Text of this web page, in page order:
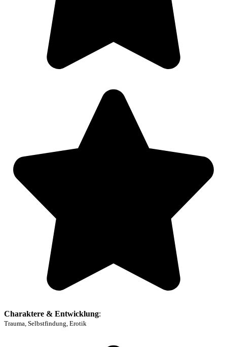
Charaktere & Entwicklung:
Trauma, Selbstfindung, Erotik